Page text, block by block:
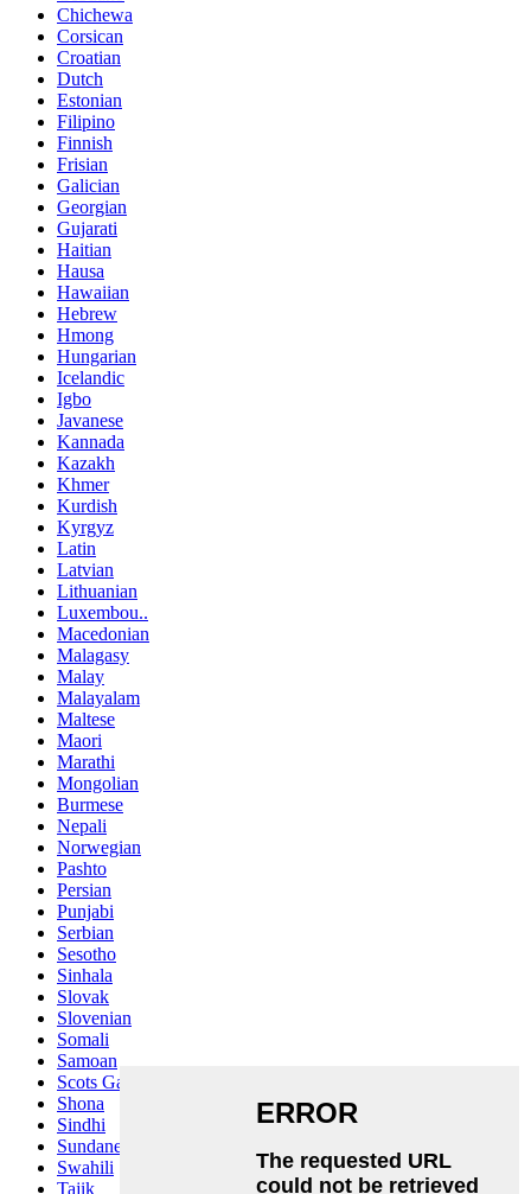
Chichewa
Corsican
Croatian
Dutch
Estonian
Filipino
Finnish
Frisian
Galician
Georgian
Gujarati
Haitian
Hausa
Hawaiian
Hebrew
Hmong
Hungarian
Icelandic
Igbo
Javanese
Kannada
Kazakh
Khmer
Kurdish
Kyrgyz
Latin
Latvian
Lithuanian
Luxembou..
Macedonian
Malagasy
Malay
Malayalam
Maltese
Maori
Marathi
Mongolian
Burmese
Nepali
Norwegian
Pashto
Persian
Punjabi
Serbian
Sesotho
Sinhala
Slovak
Slovenian
Somali
Samoan
Scots Gaelic
Shona
Sindhi
Sundanese
Swahili
Tajik